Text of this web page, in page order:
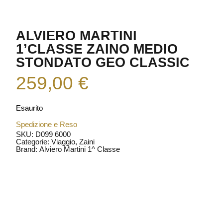
ALVIERO MARTINI
1’CLASSE ZAINO MEDIO
STONDATO GEO CLASSIC
259,00€
Esaurito
Spedizione e Reso
SKU: D099 6000
Categorie:Viaggio,Zaini
Brand:Alviero Martini 1^ Classe